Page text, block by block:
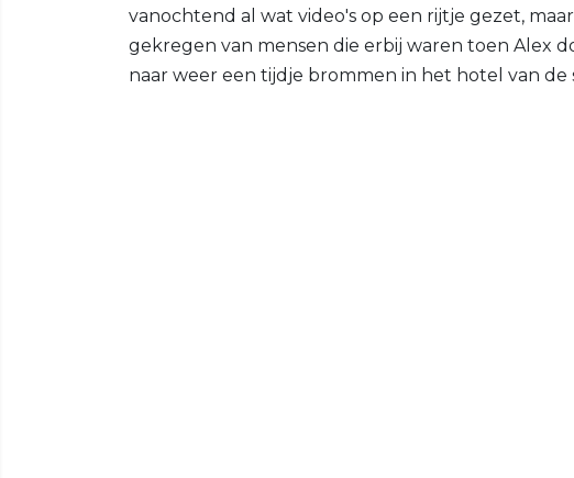
vanochtend al wat video's op een rijtje gezet,
gekregen van mensen die erbij waren toen Alex
naar weer een tijdje brommen in het hotel van de